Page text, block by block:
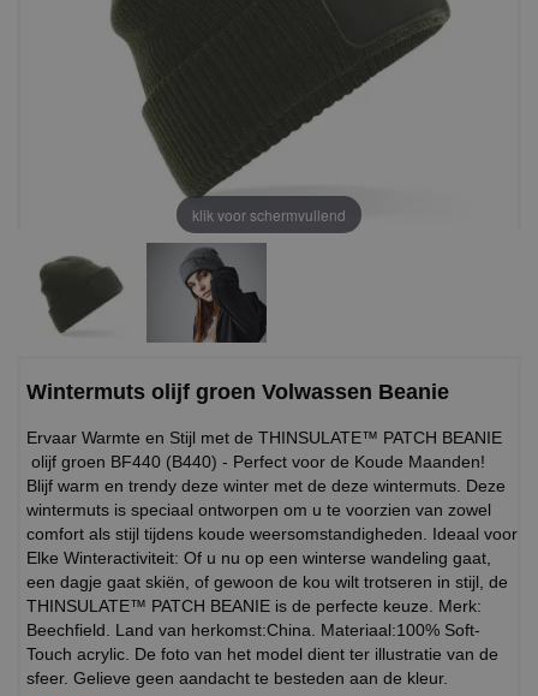
klik voor schermvullend
Wintermuts olijf groen Volwassen Beanie
Ervaar Warmte en Stijl met de THINSULATE™ PATCH BEANIE
olijf groen BF440 (B440) - Perfect voor de Koude Maanden!
Blijf warm en trendy deze winter met de deze wintermuts. Deze
wintermuts is speciaal ontworpen om u te voorzien van zowel
comfort als stijl tijdens koude weersomstandigheden. Ideaal voor
Elke Winteractiviteit: Of u nu op een winterse wandeling gaat,
een dagje gaat skiën, of gewoon de kou wilt trotseren in stijl, de
THINSULATE™ PATCH BEANIE is de perfecte keuze. Merk:
Beechfield. Land van herkomst:China. Materiaal:100% Soft-
Touch acrylic. De foto van het model dient ter illustratie van de
sfeer. Gelieve geen aandacht te besteden aan de kleur.